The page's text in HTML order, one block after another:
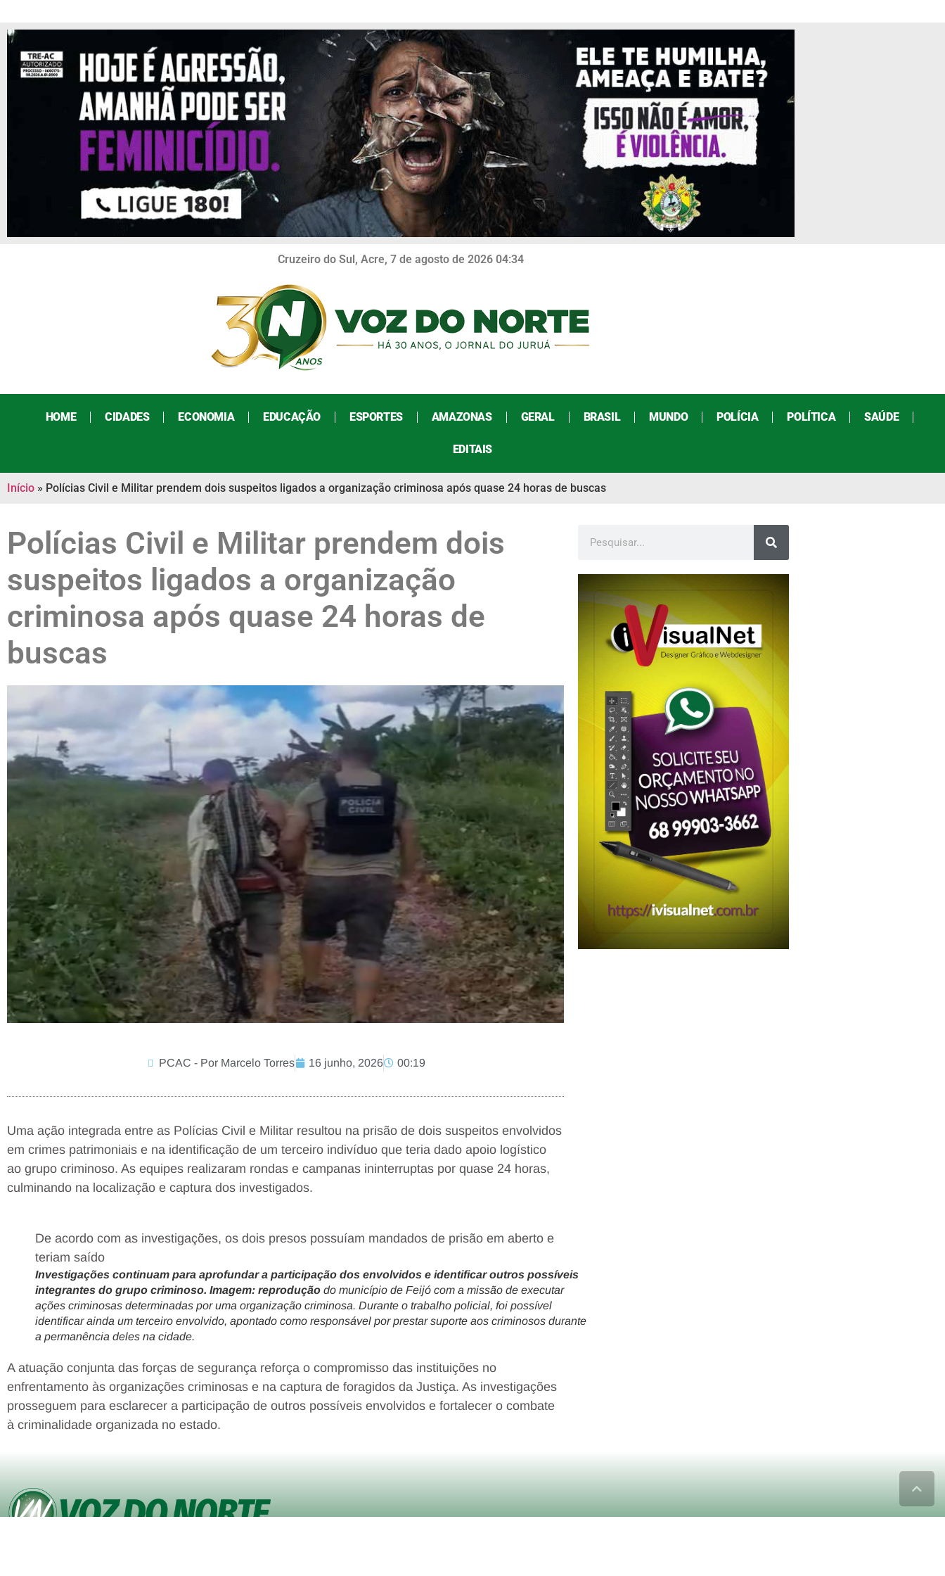
Cruzeiro do Sul, Acre, 7 de agosto de 2026 04:34
HOME CIDADES ECONOMIA EDUCAÇÃO ESPORTES AMAZONAS GERAL BRASIL MUNDO POLÍCIA POLÍTICA SAÚDE
EDITAIS
Início » Polícias Civil e Militar prendem dois suspeitos ligados a organização criminosa após quase 24 horas de buscas
Polícias Civil e Militar prendem dois
suspeitos ligados a organização
criminosa após quase 24 horas de
buscas
PCAC - Por Marcelo Torres 16 junho, 2026 00:19
Uma ação integrada entre as Polícias Civil e Militar resultou na prisão de dois suspeitos envolvidos
em crimes patrimoniais e na identificação de um terceiro indivíduo que teria dado apoio logístico
ao grupo criminoso. As equipes realizaram rondas e campanas ininterruptas por quase 24 horas,
culminando na localização e captura dos investigados.
De acordo com as investigações, os dois presos possuíam mandados de prisão em aberto e
teriam saído
Investigações continuam para aprofundar a participação dos envolvidos e identificar outros possíveis
integrantes do grupo criminoso. Imagem: reprodução do município de Feijó com a missão de executar
ações criminosas determinadas por uma organização criminosa. Durante o trabalho policial, foi possível
identificar ainda um terceiro envolvido, apontado como responsável por prestar suporte aos criminosos durante
a permanência deles na cidade.
A atuação conjunta das forças de segurança reforça o compromisso das instituições no
enfrentamento às organizações criminosas e na captura de foragidos da Justiça. As investigações
prosseguem para esclarecer a participação de outros possíveis envolvidos e fortalecer o combate
à criminalidade organizada no estado.